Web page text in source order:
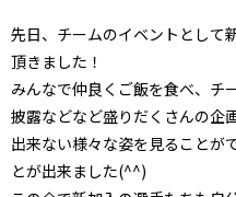
先日、チームのイベントとして
頂きました！
みんなで仲良くご飯を食べ、チ
披露などなど盛りだくさんの企
出来ない様々な姿を見ることが
とが出来ました(^^)